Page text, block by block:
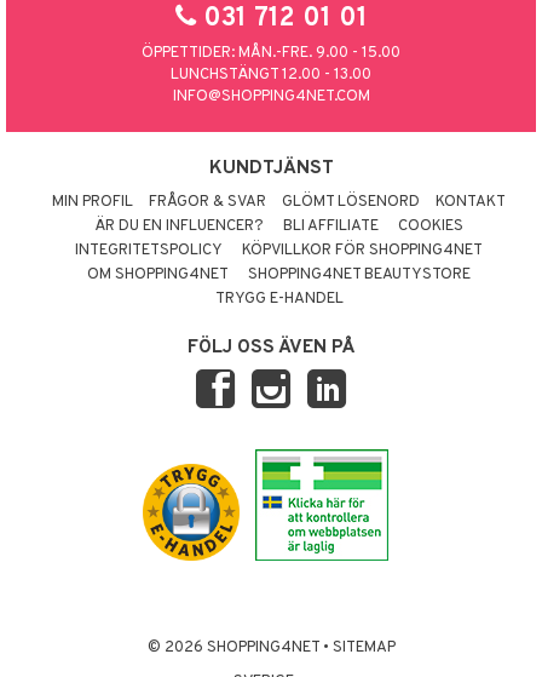
031 712 01 01
ÖPPETTIDER: MÅN.-FRE. 9.00 - 15.00
LUNCHSTÄNGT 12.00 - 13.00
INFO@SHOPPING4NET.COM
KUNDTJÄNST
MIN PROFIL FRÅGOR & SVAR GLÖMT LÖSENORD
KONTAKT
ÄR DU EN INFLUENCER?
BLI AFFILIATE
COOKIES
INTEGRITETSPOLICY
KÖPVILLKOR FÖR SHOPPING4NET
OM SHOPPING4NET
SHOPPING4NET BEAUTYSTORE
TRYGG E-HANDEL
FÖLJ OSS ÄVEN PÅ
© 2026 SHOPPING4NET • SITEMAP